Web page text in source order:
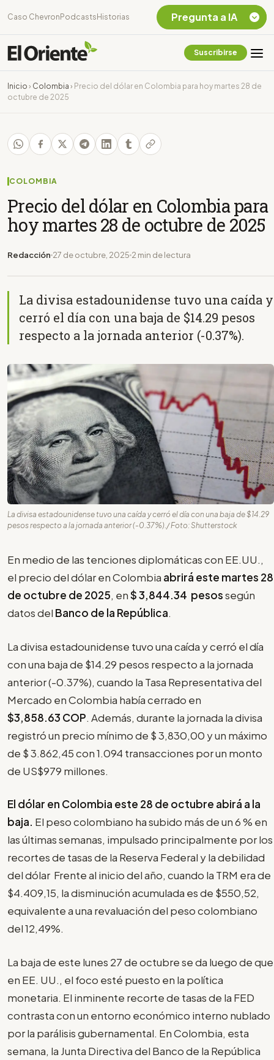
Caso Chevron Podcasts Historias
Suscribirse
Inicio › Colombia › Precio del dólar en Colombia para hoy martes 28 de
octubre de 2025
COLOMBIA
Precio del dólar en Colombia para
hoy martes 28 de octubre de 2025
Redacción 27 de octubre, 2025 2 min de lectura
La divisa estadounidense tuvo una caída y
cerró el día con una baja de $14.29 pesos
respecto a la jornada anterior (-0.37%).
La divisa estadounidense tuvo una caída y cerró el día con una baja de $14.29
pesos respecto a la jornada anterior (-0.37%)./ Foto: Shutterstock
En medio de las tenciones diplomáticas con EE.UU.,
el precio del dólar en Colombia abrirá este martes 28
de octubre de 2025, en$3,844.34 pesossegún
datos del Banco de la República.
La divisa estadounidense tuvo una caída y cerró el día
con una baja de $14.29 pesos respecto a la jornada
anterior (-0.37%), cuando la Tasa Representativa del
Mercado en Colombia había cerrado en
$3,858.63 COP. Además, durante la jornada la divisa
registró un precio mínimo de $ 3,830,00 y un máximo
de $ 3.862,45 con 1.094 transacciones por un monto
de US$979 millones.
El dólar en Colombia este 28 de octubre abirá a la
baja. El peso colombiano ha subido más de un 6 % en
las últimas semanas, impulsado principalmente por los
recortes de tasas de la Reserva Federal y la debilidad
del dólar Frente al inicio del año, cuando la TRM era de
$4.409,15, la disminución acumulada es de $550,52,
equivalente a una revaluación del peso colombiano
del 12,49%.
La baja de este lunes 27 de octubre se da luego de que
en EE. UU., el foco esté puesto en la política
monetaria. El inminente recorte de tasas de la FED
contrasta con un entorno económico interno nublado
por la parálisis gubernamental. En Colombia, esta
semana, la Junta Directiva del Banco de la República
Pregunta a IA
Chevron Ecuador